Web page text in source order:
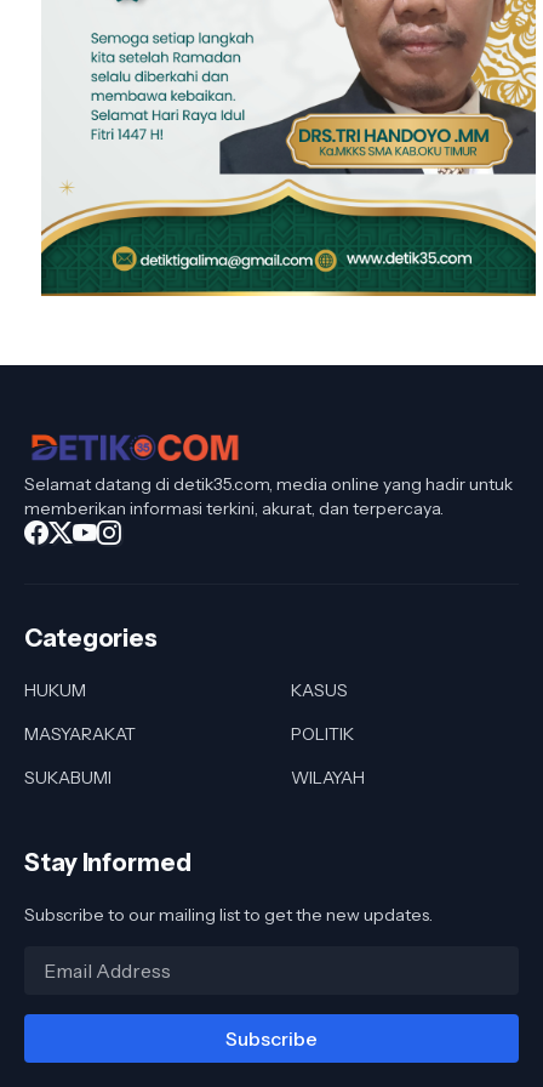
Selamat datang di detik35.com, media online yang hadir untuk
memberikan informasi terkini, akurat, dan terpercaya.
Categories
HUKUM
KASUS
MASYARAKAT
POLITIK
SUKABUMI
WILAYAH
Stay Informed
Subscribe to our mailing list to get the new updates.